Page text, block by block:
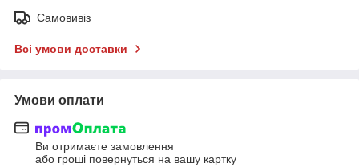
Самовивіз
Всі умови доставки
Умови оплати
Ви отримаєте замовлення
або гроші повернуться на вашу картку